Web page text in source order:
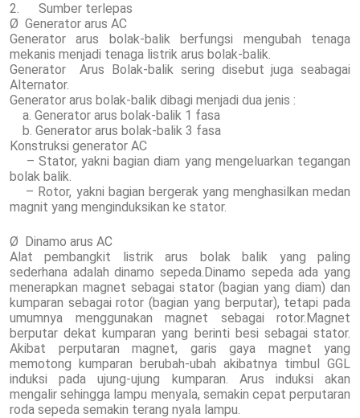
2. Sumber terlepas
Ø Generator arus AC
Generator arus bolak-balik berfungsi mengubah tenaga
mekanis menjadi tenaga listrik arus bolak-balik.
Generator Arus Bolak-balik sering disebut juga seabagai
Alternator.
Generator arus bolak-balik dibagi menjadi dua jenis :
a. Generator arus bolak-balik 1 fasa
b. Generator arus bolak-balik 3 fasa
Konstruksi generator AC
– Stator, yakni bagian diam yang mengeluarkan tegangan
bolak balik.
– Rotor, yakni bagian bergerak yang menghasilkan medan
magnit yang menginduksikan ke stator.
Ø Dinamo arus AC
Alat pembangkit listrik arus bolak balik yang paling
sederhana adalah dinamo sepeda.Dinamo sepeda ada yang
menerapkan magnet sebagai stator (bagian yang diam) dan
kumparan sebagai rotor (bagian yang berputar), tetapi pada
umumnya menggunakan magnet sebagai rotor.Magnet
berputar dekat kumparan yang berinti besi sebagai stator.
Akibat perputaran magnet, garis gaya magnet yang
memotong kumparan berubah-ubah akibatnya timbul GGL
induksi pada ujung-ujung kumparan. Arus induksi akan
mengalir sehingga lampu menyala, semakin cepat perputaran
roda sepeda semakin terang nyala lampu.